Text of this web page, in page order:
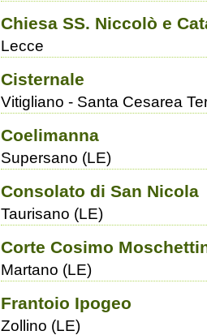
Chiesa SS. Niccolò e
Lecce
Cisternale
Vitigliano - Santa Cesarea
Coelimanna
Supersano (LE)
Consolato di San Nicola
Taurisano (LE)
Corte Cosimo
Martano (LE)
Frantoio Ipogeo
Zollino (LE)